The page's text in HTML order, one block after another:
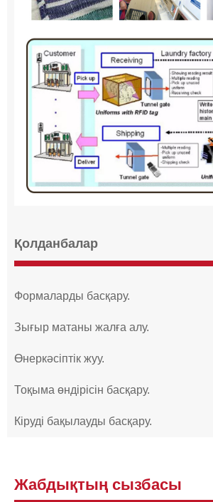
Қолданбалар
Формаларды басқару.
Зығыр матаны жалға алу.
Өнеркәсіптік жуу.
Тоқыма өндірісін басқару.
Кіруді бақылауды басқару.
Жабдықтың сызбасы